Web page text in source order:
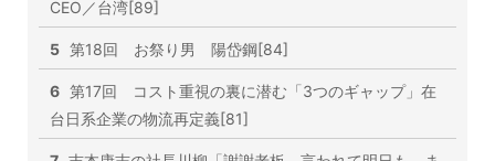
CEO／台湾[89]
5 第18回 お祭り男 陽岱鋼[84]
6 第17回 コスト重視の裏に潜む「3つのギャップ」在
台日系企業の物流再定義[81]